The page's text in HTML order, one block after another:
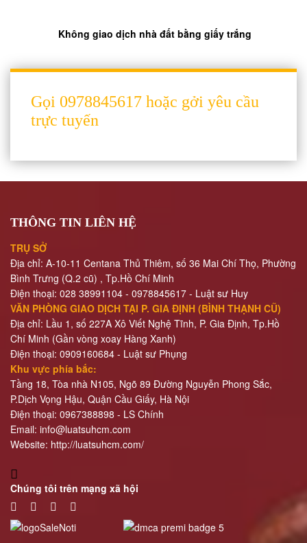
ĐÌNH
VẤN
PHƯƠNG
TƯ
VẤN
THUẬN
TÌNH
LY
HÔN
TƯ
VẤN
LY
HÔN
CÓ
YẾU
TỐ
NƯỚC
NGOÀI
TƯ
VẤN
GIÀNH
Không giao dịch nhà đất bằng giấy trắng
Gọi 0978845617 hoặc gởi yêu cầu
trực tuyến
THÔNG TIN LIÊN HỆ
TRỤ SỞ
Địa chỉ: A-10-11 Centana Thủ Thiêm, số 36 Mai Chí Thọ, Phường
Bình Trưng (Q.2 cũ) , Tp.Hồ Chí Minh
Điện thoại: 028 38991104 - 0978845617 - Luật sư Huy
VĂN PHÒNG GIAO DỊCH TẠI P. GIA ĐỊNH (BÌNH THẠNH CŨ)
Địa chỉ: Lầu 1, số 227A Xô Viết Nghệ Tĩnh, P. Gia Định, Tp.Hồ
Chí Minh (Gần vòng xoay Hàng Xanh)
Điện thoại: 0909160684 - Luật sư Phụng
Khu vực phía bắc:
Tầng 18, Tòa nhà N105, Ngõ 89 Đường Nguyễn Phong Sắc,
P.Dịch Vọng Hậu, Quận Cầu Giấy, Hà Nội
Điện thoại: 0967388898 - LS Chính
Email: info@luatsuhcm.com
Website: http://luatsuhcm.com/
Chúng tôi trên mạng xã hội